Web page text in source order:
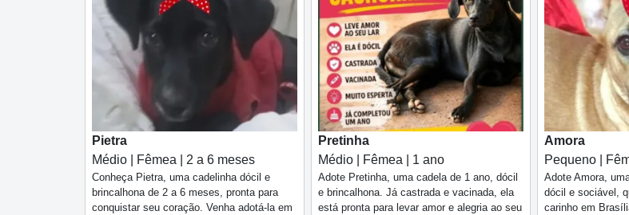
Pietra
Médio | Fêmea | 2 a 6 meses
Conheça Pietra, uma cadelinha dócil e
brincalhona de 2 a 6 meses, pronta para
conquistar seu coração. Venha adotá-la em
Pretinha
Médio | Fêmea | 1 ano
Adote Pretinha, uma cadela de 1 ano, dócil
e brincalhona. Já castrada e vacinada, ela
está pronta para levar amor e alegria ao seu
Amora
Pequeno |
Adote Amora,
dócil e sociável,
carinho em